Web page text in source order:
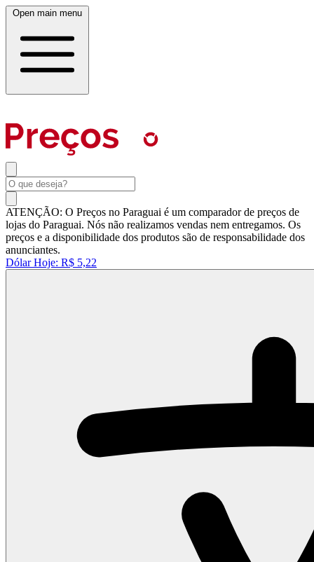
Open main menu
ATENÇÃO: O Preços no Paraguai é um comparador de preços de
lojas do Paraguai. Nós não realizamos vendas nem entregamos. Os
preços e a disponibilidade dos produtos são de responsabilidade dos
anunciantes.
Dólar Hoje: R$ 5,22